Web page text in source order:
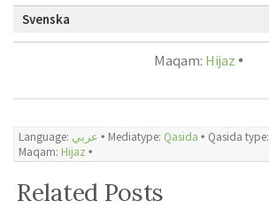
Svenska
Maqam: Hijaz 🞄
Language: عربي 🞄 Mediatype: Qasida 🞄 Qasida type:
Maqam: Hijaz 🞄
Related Posts